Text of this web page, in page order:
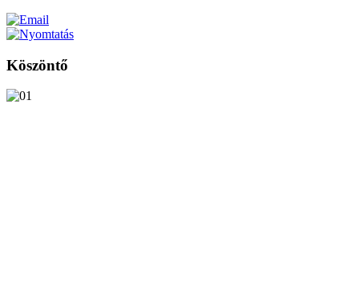
Köszöntő